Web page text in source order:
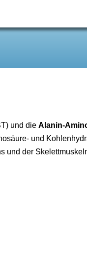
und die Alanin-
und
und der